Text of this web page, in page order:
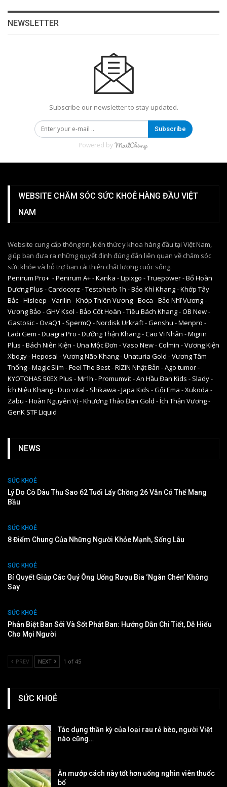
NEWSLETTER
Subscribe our newsletter to stay updated.
Subscribe
Powered by
WEBSITE CHĂM SÓC SỨC KHOẺ HÀNG ĐẦU VIỆT
NAM
Website cung cấp thông tin, kiến thức y khoa hàng đầu tại Việt Nam,
giúp bạn đưa ra những quyết định đúng đắn liên quan về chăm sóc
sức khỏe và hỗ trợ bạn cải thiện chất lượng cuộc sống.
Penirum Pro+ -Penirum A+-Kanka -Lipixgo -Truepower-Bổ Hoàn
Dương Plus -Cardocorz -Testoherb 1h -Bảo Khí Khang-Khớp Tây
Bắc-Hisleep -Varilin -Khớp Thiên Vương-Boca -Bảo Nhĩ Vương-
Vương Bảo -GHV Ksol -Bảo Cốt Hoàn -Tiêu Bách Khang-OB New-
Gastosic-OvaQ1 - SpermQ -Nordisk Urkraft-Genshu -Menpro -
Ladi Gem -Duagra Pro -Dưỡng Thận Khang-Cao Vị Nhân -Migrin
Plus -Bách Niên Kiện -Una Mộc Đơn -Vaso New-Colmin -Vương Kiện
Xbogy-Heposal -Vương Não Khang-Unaturia Gold -Vương Tâm
Thống-Magic Slim -Feel The Best-RIZIN Nhật Bản -Ago tumor-
KYOTOHAS 50EX Plus -Mr1h -Promumvit-An Hầu Đan Kids - Slady-
Ích Niệu Khang-Duo vital - Shikawa -Japa Kids -Gối Ema -Xukoda -
Zabu -Hoàn Nguyên Vị-Khương Thảo Đan Gold -Ích Thận Vương-
GenK STF Liquid
NEWS
SỨC KHOẺ
Lý Do Cô Dâu Thu Sao 62 Tuổi Lấy Chồng 26 Vẫn Có Thể Mang
Bầu
SỨC KHOẺ
8 Điểm Chung Của Những Người Khỏe Mạnh, Sống Lâu
SỨC KHOẺ
Bí Quyết Giúp Các Quý Ông Uống Rượu Bia ‘ngàn Chén’ Không
Say
SỨC KHOẺ
Phân Biệt Ban Sởi Và Sốt Phát Ban: Hướng Dẫn Chi Tiết, Dễ Hiểu
Cho Mọi Người
PREV NEXT 1 of 45
SỨC KHOẺ
Tác dụng thần kỳ của loại rau rẻ bèo, người Việt
nào cũng…
Ăn mướp cách này tốt hơn uống nghìn viên thuốc
bổ